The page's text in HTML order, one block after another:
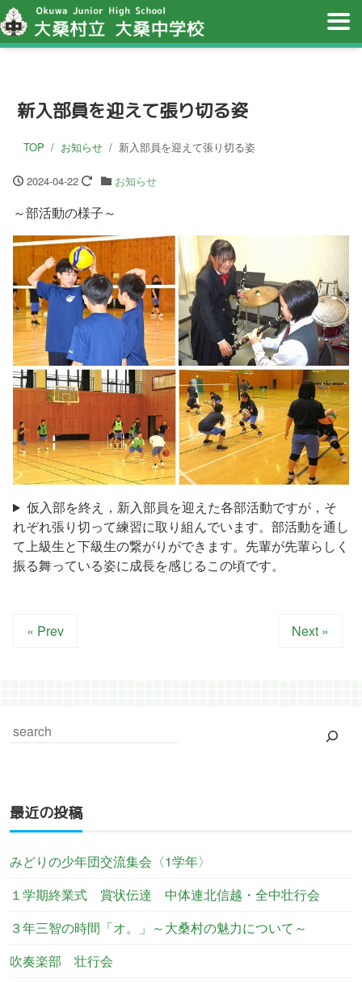
新入部員を迎えて張り切る姿
TOP お知らせ 新入部員を迎えて張り切る姿
2024-04-22 お知らせ
～部活動の様子～
仮入部を終え，新入部員を迎えた各部活動ですが，そ
れぞれ張り切って練習に取り組んでいます。部活動を通し
て上級生と下級生の繋がりができます。先輩が先輩らしく
振る舞っている姿に成長を感じるこの頃です。
« Prev Next »
最近の投稿
みどりの少年団交流集会〈1学年〉
１学期終業式 賞状伝達 中体連北信越・全中壮行会
３年三智の時間「オ。」～大桑村の魅力について～
吹奏楽部 壮行会